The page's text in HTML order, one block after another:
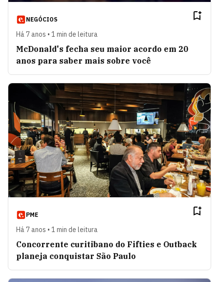
NEGÓCIOS
Há 7 anos • 1 min de leitura
McDonald's fecha seu maior acordo em 20
anos para saber mais sobre você
PME
Há 7 anos • 1 min de leitura
Concorrente curitibano do Fifties e Outback
planeja conquistar São Paulo